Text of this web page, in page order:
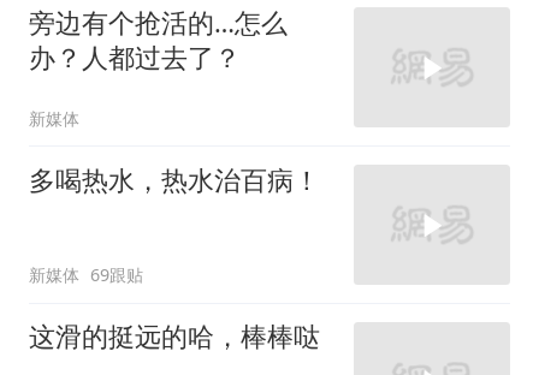
旁边有个抢活的…怎么
办？人都过去了？
新媒体
多喝热水，热水治百病！
新媒体 69跟贴
这滑的挺远的哈，棒棒哒